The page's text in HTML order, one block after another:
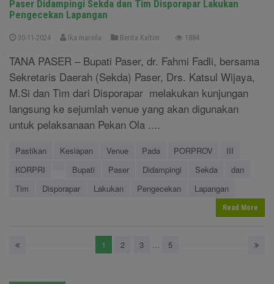
Paser Didampingi Sekda dan Tim Disporapar Lakukan
Pengecekan Lapangan
30-11-2024 Ika marsila Berita Kaltim 1884
TANA PASER – Bupati Paser, dr. Fahmi Fadli, bersama
Sekretaris Daerah (Sekda) Paser, Drs. Katsul Wijaya,
M.Si dan Tim dari Disporapar melakukan kunjungan
langsung ke sejumlah venue yang akan digunakan
untuk pelaksanaan Pekan Ola ....
Pastikan Kesiapan Venue Pada PORPROV
III
KORPRI
Bupati Paser Didampingi Sekda
dan
Tim
Disporapar Lakukan Pengecekan Lapangan
Read More
1 2 3 ... 5